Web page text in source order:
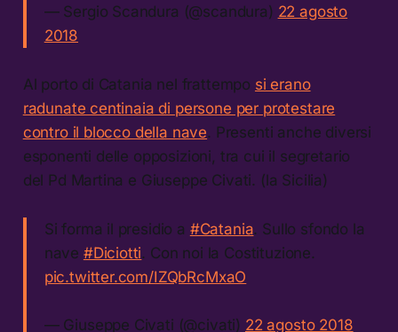
— Sergio Scandura (@scandura) 22 agosto
2018
Al porto di Catania nel frattempo si erano
radunate centinaia di persone per protestare
contro il blocco della nave. Presenti anche diversi
esponenti delle opposizioni, tra cui il segretario
del Pd Martina e Giuseppe Civati. (la Sicilia)
Si forma il presidio a #Catania. Sullo sfondo la
nave #Diciotti. Con noi la Costituzione.
pic.twitter.com/IZQbRcMxaO
— Giuseppe Civati (@civati) 22 agosto 2018